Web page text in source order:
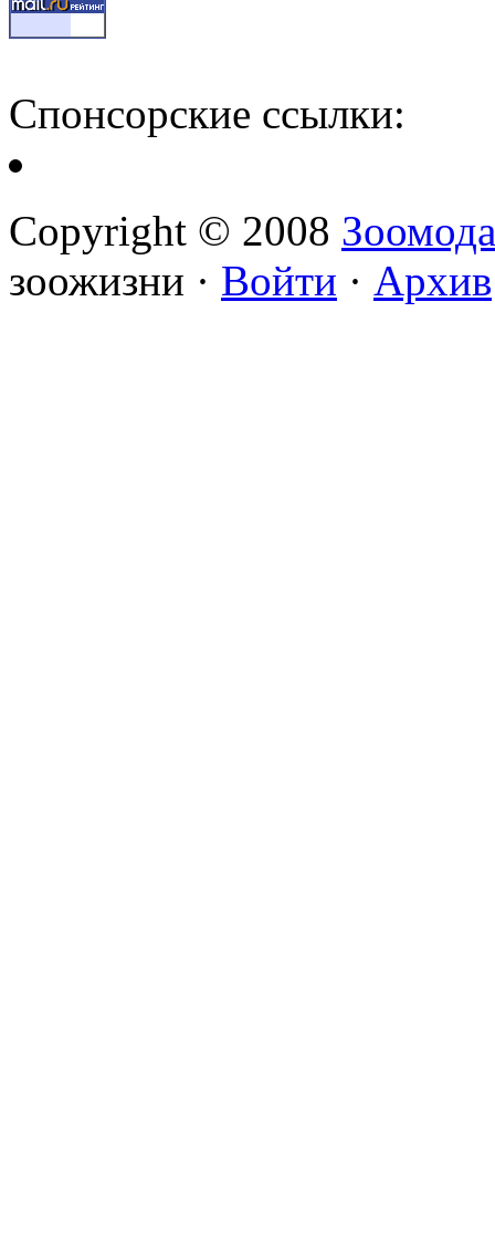
Спонсорские ссылки:
Copyright © 2008 Зоомода
зоожизни · Войти · Архив